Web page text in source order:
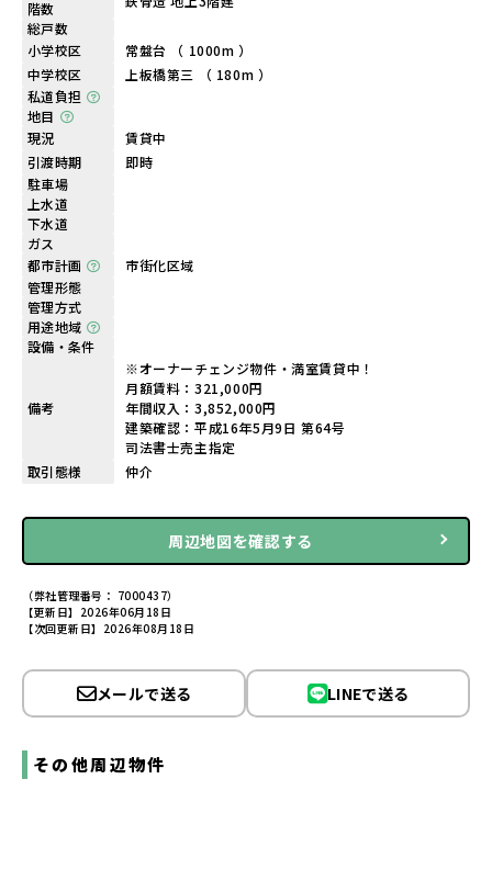
階数
総戸数
小学校区
常盤台 （ 1000m ）
中学校区
上板橋第三 （ 180m ）
私道負担
地目
現況
賃貸中
引渡時期
即時
駐車場
上水道
下水道
ガス
都市計画
市街化区域
管理形態
管理方式
用途地域
設備・条件
備考
※オーナーチェンジ物件・満室賃貸中！
月額賃料：321,000円
年間収入：3,852,000円
建築確認：平成16年5月9日 第64号
司法書士売主指定
取引態様
仲介
周辺地図を確認する
（弊社管理番号： 7000437）
【更新日】2026年06月18日
【次回更新日】2026年08月18日
メールで送る LINEで送る
その他周辺物件